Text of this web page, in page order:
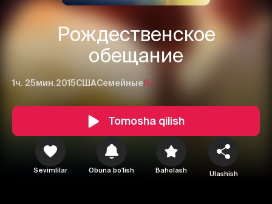
Рождественское
обещание
1ч. 25мин.2015СШАСемейные6+
Tomosha qilish
Sevimlilar Obuna boʻlish Baholash Ulashish
1 2 3